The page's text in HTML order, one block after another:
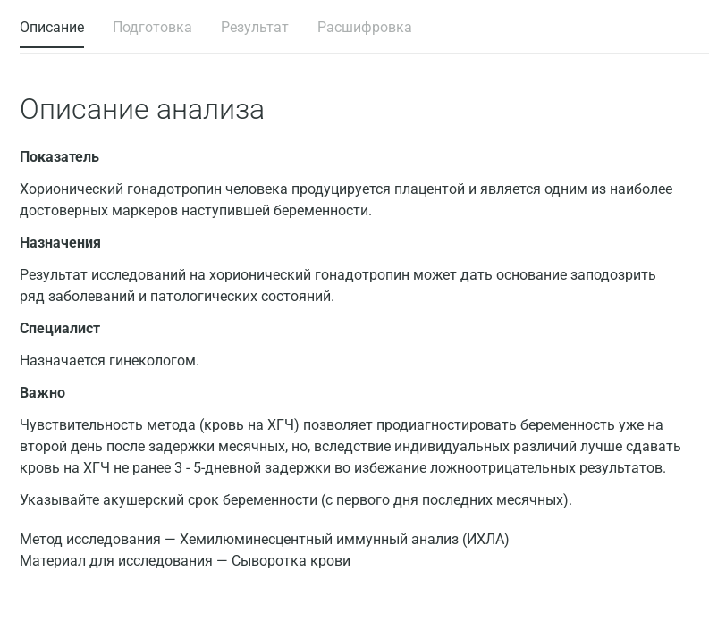
Описание Подготовка Результат Расшифровка
Описание анализа
Показатель
Хорионический гонадотропин человека продуцируется плацентой и является одним из наиболее
достоверных маркеров наступившей беременности.
Назначения
Результат исследований на хорионический гонадотропин может дать основание заподозрить
ряд заболеваний и патологических состояний.
Специалист
Назначается гинекологом.
Важно
Чувствительность метода (кровь на ХГЧ) позволяет продиагностировать беременность уже на
второй день после задержки месячных, но, вследствие индивидуальных различий лучше сдавать
кровь на ХГЧ не ранее 3 - 5-дневной задержки во избежание ложноотрицательных результатов.
Указывайте акушерский срок беременности (с первого дня последних месячных).
Метод исследования — Хемилюминесцентный иммунный анализ (ИХЛА)
Материал для исследования — Сыворотка крови